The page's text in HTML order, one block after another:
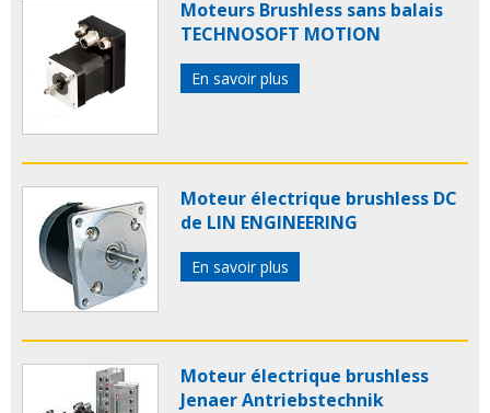
Moteurs Brushless sans balais
TECHNOSOFT MOTION
En savoir plus
Moteur électrique brushless DC
de LIN ENGINEERING
En savoir plus
Moteur électrique brushless
Jenaer Antriebstechnik